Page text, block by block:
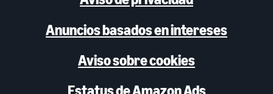
Anuncios basados en intereses
Aviso sobre cookies